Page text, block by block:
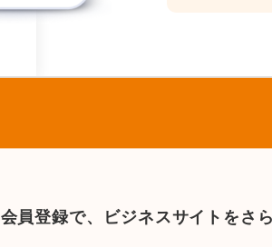
会員登録で、 ビジネスサイトをさ